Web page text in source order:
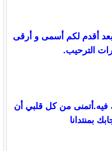
بعد أقدم لكم أسمى و أرقى
الترحيب.
فيه.أتمنى من كل قلبي أن
بمنتدانا